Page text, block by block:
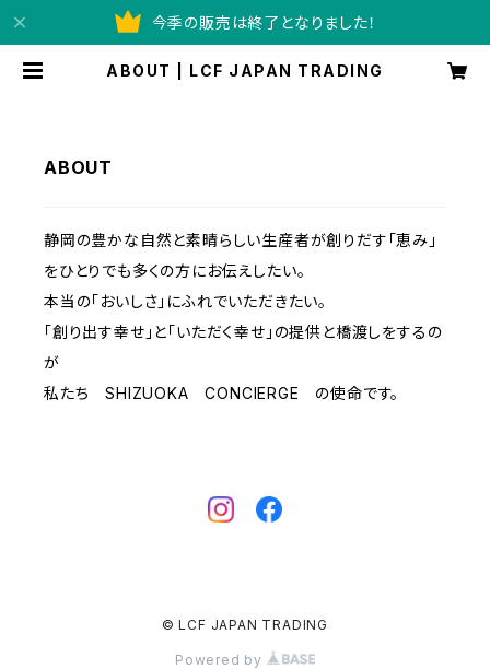
今季の販売は終了となりました！
ABOUT | LCF JAPAN TRADING
ABOUT
静岡の豊かな自然と素晴らしい生産者が創りだす「恵み」
をひとりでも多くの方にお伝えしたい。
本当の「おいしさ」にふれでいただきたい。
「創り出す幸せ」と「いただく幸せ」の提供と橋渡しをするの
が
私たち SHIZUOKA CONCIERGE の使命です。
© LCF JAPAN TRADING
Powered by